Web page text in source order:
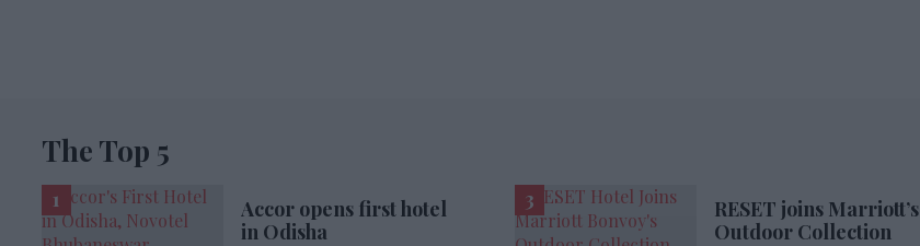
The Top 5
Accor opens first hotel
in Odisha
RESET joins Marriott’s
Outdoor Collection